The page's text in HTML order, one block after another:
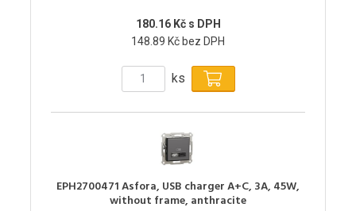
180.16 Kč s DPH
148.89 Kč bez DPH
ks
EPH2700471 Asfora, USB charger A+C, 3A, 45W,
without frame, anthracite